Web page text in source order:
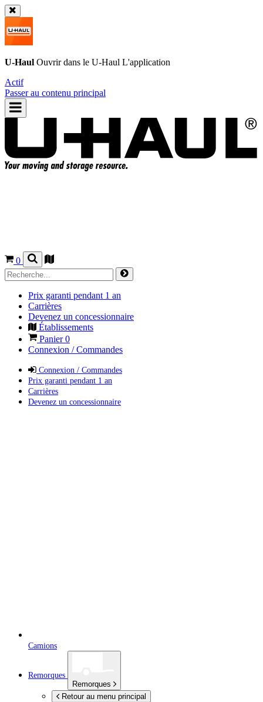
U-Haul Ouvrir dans le U-Haul L'application
Actif
Passer au contenu principal
0
Prix garanti pendant 1 an
Carrières
Devenez un concessionnaire
Établissements
Panier0
Connexion / Commandes
Connexion / Commandes
Prix garanti pendant 1 an
Carrières
Devenez un concessionnaire
Camions
Remorques
Remorques
Retour au menu principal